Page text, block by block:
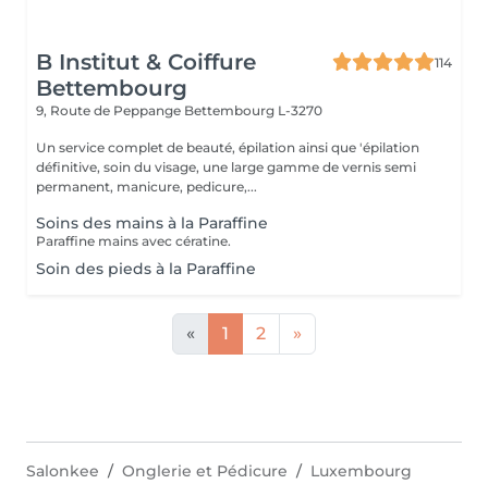
B Institut & Coiffure
Bettembourg
114
9, Route de Peppange Bettembourg L-3270
Un service complet de beauté, épilation ainsi que 'épilation
définitive, soin du visage, une large gamme de vernis semi
permanent, manicure, pedicure,...
Soins des mains à la Paraffine
Paraffine mains avec cératine.
Soin des pieds à la Paraffine
« 1 2 »
Salonkee Onglerie et Pédicure
Luxembourg